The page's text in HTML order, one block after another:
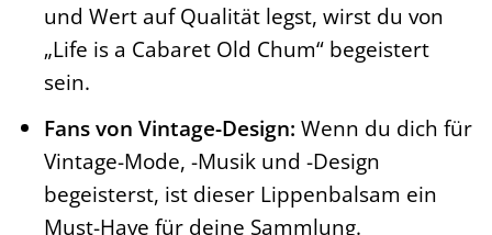
und Wert auf Qualität legst, wirst du von
„Life is a Cabaret Old Chum“ begeistert
sein.
Fans von Vintage-Design: Wenn du dich für
Vintage-Mode, -Musik und -Design
begeisterst, ist dieser Lippenbalsam ein
Must-Have für deine Sammlung.